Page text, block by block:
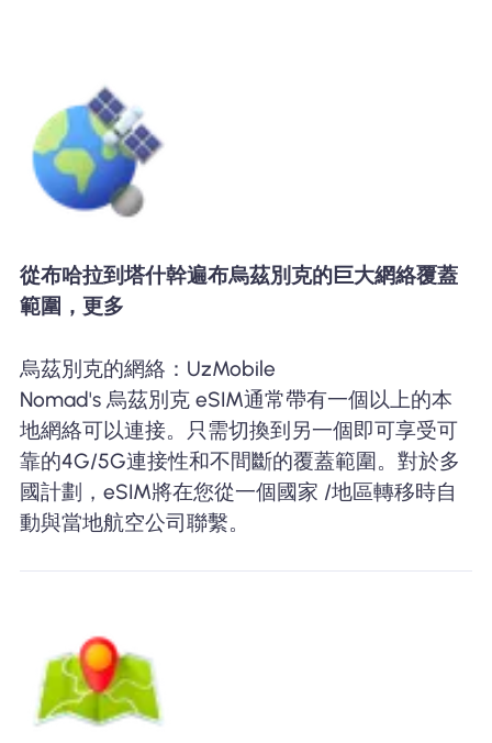
從布哈拉到塔什幹遍布烏茲別克的巨大網絡覆蓋
範圍，更多
烏茲別克的網絡：UzMobile
Nomad's 烏茲別克 eSIM通常帶有一個以上的本
地網絡可以連接。只需切換到另一個即可享受可
靠的4G/5G連接性和不間斷的覆蓋範圍。對於多
國計劃，eSIM將在您從一個國家 /地區轉移時自
動與當地航空公司聯繫。